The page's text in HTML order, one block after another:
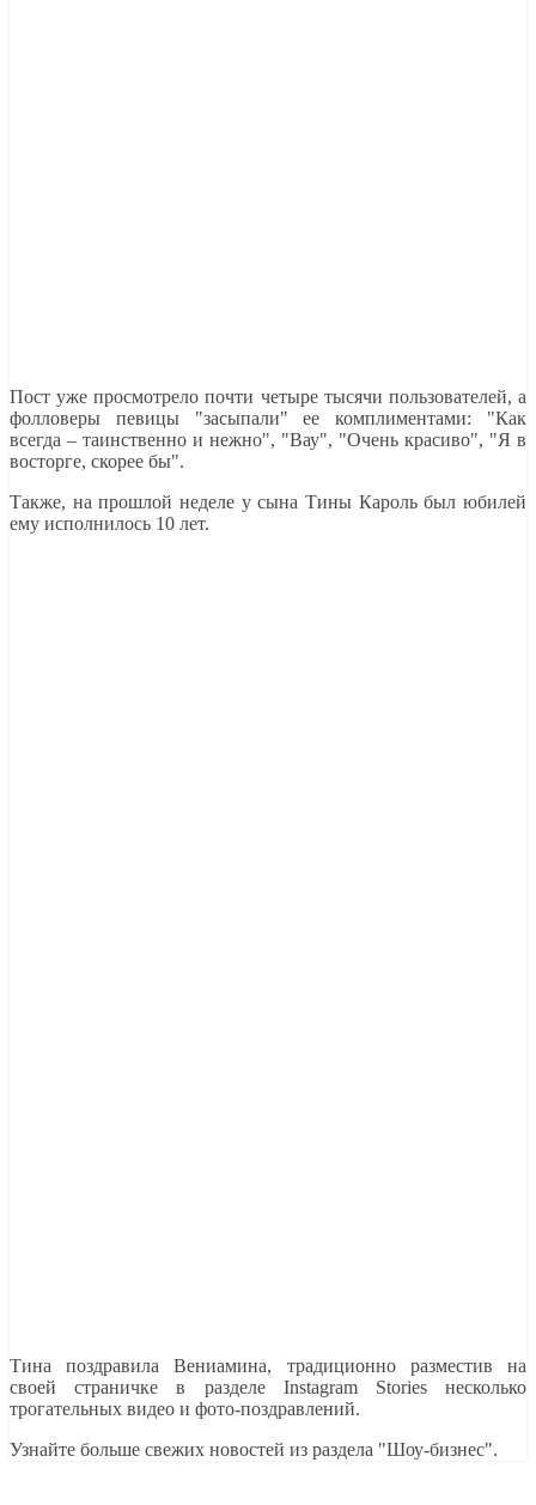
Пост уже просмотрело почти четыре тысячи пользователей, а
фолловеры певицы "засыпали" ее комплиментами: "Как
всегда – таинственно и нежно", "Вау", "Очень красиво", "Я в
восторге, скорее бы".
Также, на прошлой неделе у сына Тины Кароль был юбилей
ему исполнилось 10 лет.
Тина поздравила Вениамина, традиционно разместив на
своей страничке в разделе Instagram Stories несколько
трогательных видео и фото-поздравлений.
Узнайте больше свежих новостей из раздела "Шоу-бизнес".